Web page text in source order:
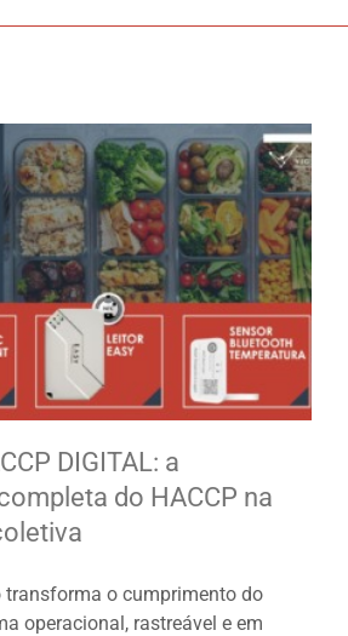
DIGITAL: a
do HACCP na
transforma o cumprimento do
operacional, rastreável e em